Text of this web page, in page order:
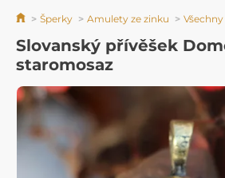
Šperky Amulety ze zinku
Slovanský přívěšek
staromosaz